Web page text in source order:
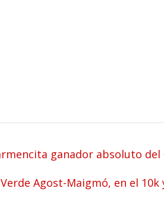
ganador absoluto del
Agost-Maigmó, en el